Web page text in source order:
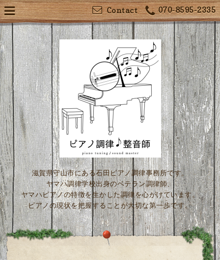
070-8595-2335
Contact
滋賀県守山市にある石田ピアノ調律事務所です。
ヤマハ調律学校出身のベテラン調律師、
ヤマハピアノの特徴を生かした調律を心がけています。
ピアノの現状を把握することが大切な第一歩です。